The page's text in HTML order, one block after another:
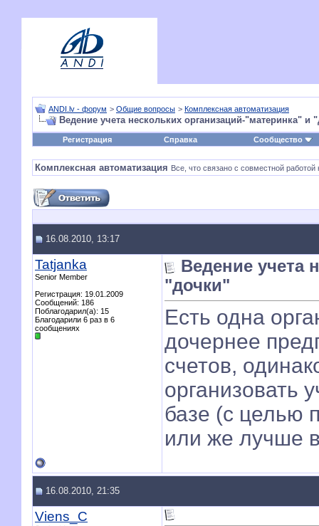
ANDI.lv - форум > Общие вопросы > Комплексная автоматизация
Ведение учета нескольких организаций-"материнка" и
Регистрация Справка Сообщество
Комплексная автоматизация Все, что связано с совместной
16.08.2010, 13:17
Tatjanka
Senior Member
Регистрация: 19.01.2009
Сообщений: 186
Поблагодарил(а): 15
Благодарили 6 раз в 6
сообщениях
Ведение учета
"дочки"
Есть одна
дочернее
счетов,
организовать
базе (с целью
или же лучше
16.08.2010, 21:35
Viens_C